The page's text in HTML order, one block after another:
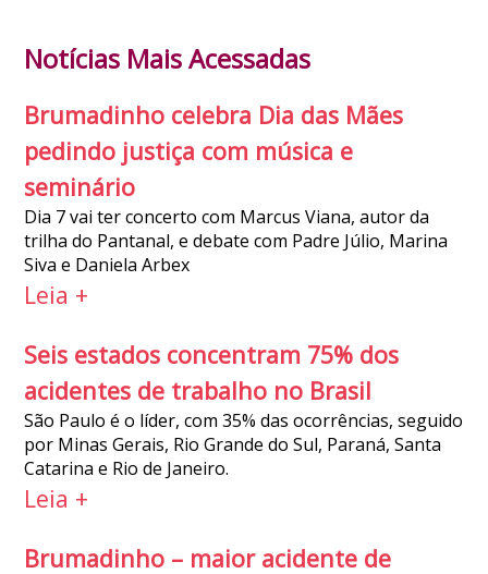
Notícias Mais Acessadas
Brumadinho celebra Dia das Mães
pedindo justiça com música e
seminário
Dia 7 vai ter concerto com Marcus Viana, autor da
trilha do Pantanal, e debate com Padre Júlio, Marina
Siva e Daniela Arbex
Leia +
Seis estados concentram 75% dos
acidentes de trabalho no Brasil
São Paulo é o líder, com 35% das ocorrências, seguido
por Minas Gerais, Rio Grande do Sul, Paraná, Santa
Catarina e Rio de Janeiro.
Leia +
Brumadinho – maior acidente de